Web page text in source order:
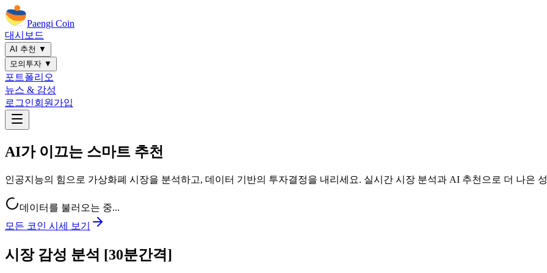
Paengi Coin
대시보드
AI 추천 ▼
모의투자 ▼
포트폴리오
뉴스 & 감성
로그인회원가입
AI가 이끄는 스마트 추천
인공지능의 힘으로 가상화폐 시장을 분석하고, 데이터 기반의 투자결정을 내리세요. 실시간 시장 분석과 AI 추천으로 더 나은
데이터를 불러오는 중...
모든 코인 시세 보기
시장 감성 분석 [30분간격]